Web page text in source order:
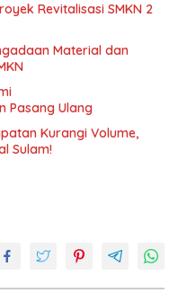
Revitalisasi SMKN 2
Material dan
Pasang Ulang
Kurangi Volume,
Sulam!